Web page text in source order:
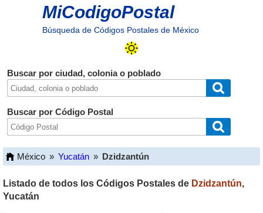
MiCodigoPostal
Búsqueda de Códigos Postales de México
Buscar por ciudad, colonia o poblado
Buscar por Código Postal
México » Yucatán » Dzidzantún
Listado de todos los Códigos Postales de Dzidzantún,
Yucatán